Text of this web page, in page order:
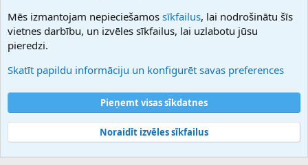
Hostmaria
Atbalsts
Palīdzība
Noteikumi un nosacījumi
Privātuma politika
Community platform by XenForo® © 2010-2025 XenForo Ltd.
Mēs izmantojam nepieciešamos sīkfailus, lai nodrošinātu šīs
vietnes darbību, un izvēles sīkfailus, lai uzlabotu jūsu
pieredzi.
Skatīt papildu informāciju un konfigurēt savas preferences
Pieņemt visas sīkdatnes
Noraidīt izvēles sīkfailus